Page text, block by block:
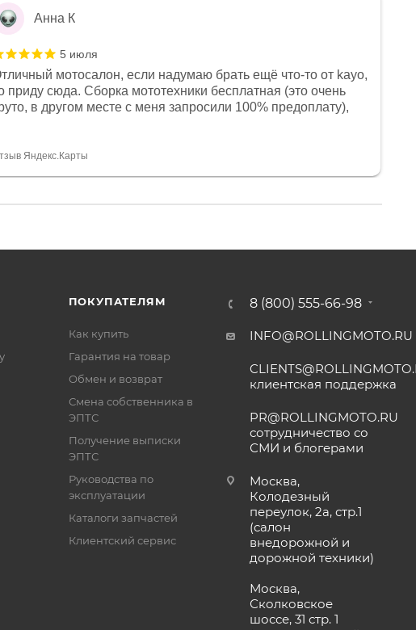
Анна К
5 июля
мотосалон, если надумаю брать ещё что-то от kayo,
приду сюда. Сборка мототехники бесплатная (это очень
в другом месте с меня запросили 100% предоплату),
отдельное, всегда на связи, очень детально всё
Яндекс.Карты
ПОКУПАТЕЛЯМ
Как купить
Гарантия на товар
Обмен и возврат
Смена собственника в
ЭПТС
Получение выписки
ЭПТС
Руководства по
эксплуатации
Каталоги запчастей
Клиентский сервис
8 (800) 555-66-98
INFO@ROLLINGMOTO.RU
клиентская поддержка
PR@ROLLINGMOTO.RU
сотрудничество со
СМИ и блогерами
Москва,
Колодезный
переулок, 2а, стр.1
(салон
внедорожной и
дорожной техники)
Москва,
Сколковское
шоссе, 31 стр. 1